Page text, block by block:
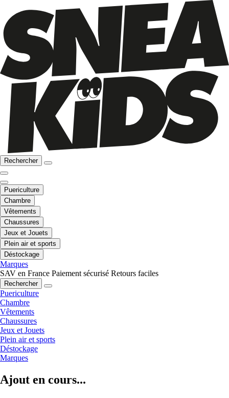
Rechercher
Puericulture
Chambre
Vêtements
Chaussures
Jeux et Jouets
Plein air et sports
Déstockage
Marques
SAV en France Paiement sécurisé Retours faciles
Rechercher
Puericulture
Chambre
Vêtements
Chaussures
Jeux et Jouets
Plein air et sports
Déstockage
Marques
Ajout en cours...